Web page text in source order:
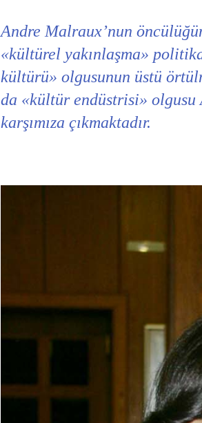
Andre Malraux’nun
«kültürel yakınlaşma»
kültürü» olgusunun üstü
da «kültür endüstrisi» olgusu
karşımıza çıkmaktadır.